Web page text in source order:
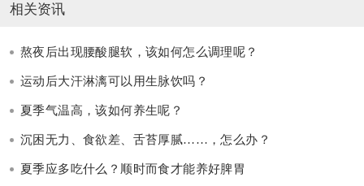
相关资讯
熬夜后出现腰酸腿软，该如何怎么调理呢？
运动后大汗淋漓可以用生脉饮吗？
夏季气温高，该如何养生呢？
沉困无力、食欲差、舌苔厚腻……，怎么办？
夏季应多吃什么？顺时而食才能养好脾胃